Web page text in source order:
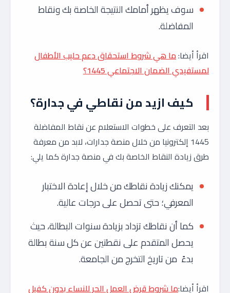
سوف يظهر أمامك النتيجة الخاصة بك ونقاط
المفاضلة.
اقرأ أيضا:ما هي شروط استحقاق دعم حليب الأطفال
لمستفيدي الضمان الاجتماعي 1445؟
كيف ازيد من نقاطي في جدارة؟
بعد التعرف على خطوات الاستعلام عن نقاط المفاضلة
1445 إلكترونيا من خلال منصة جدارات، لابد من معرفة
طرق زيادة النقاط الخاصة بك في منصة جدارة كما يلي:
يمكنك زيادة نقاطك من خلال إعادة الاختبار
المعرفي؛ حتى تحصل على درجات عالية.
كما أن نقاطك تزداد بزيادة سنوات البطالة، حيث
يحصل المتقدم على نقطتين عن كل سنة بطالة
بدءً من تاريخ التخرج من الجامعة.
اقرأ أيضا:ما شروط قرض العمل الحر للنساء بدون كفيل